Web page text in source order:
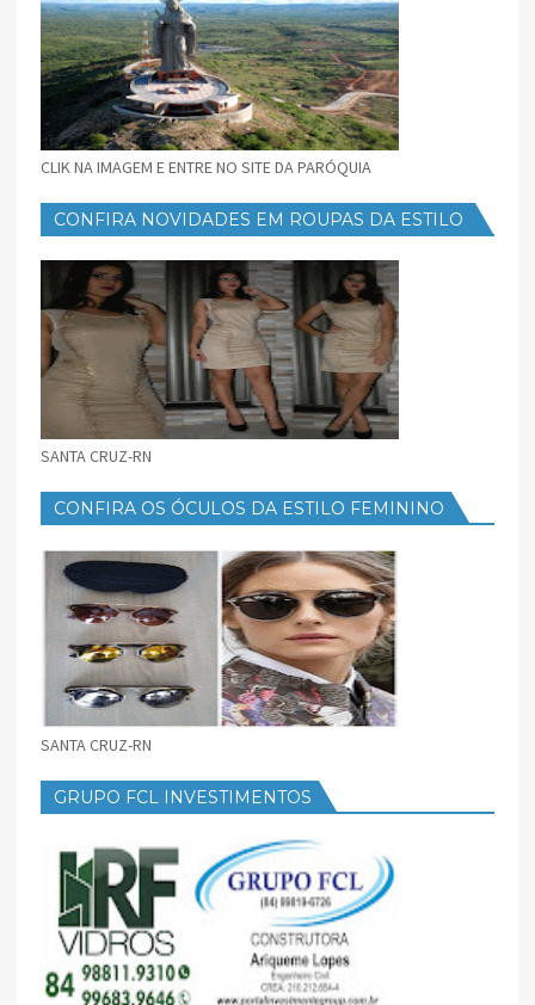
CLIK NA IMAGEM E ENTRE NO SITE DA PARÓQUIA
CONFIRA NOVIDADES EM ROUPAS DA ESTILO
SANTA CRUZ-RN
CONFIRA OS ÓCULOS DA ESTILO FEMININO
SANTA CRUZ-RN
GRUPO FCL INVESTIMENTOS